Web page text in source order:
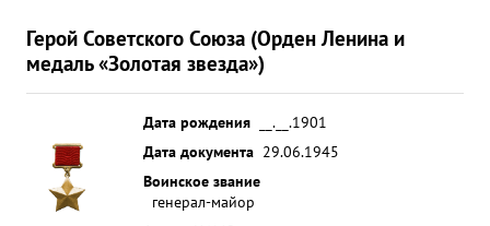
Герой Советского Союза (Орден Ленина и
медаль «Золотая звезда»)
Дата рождения
__.__.1901
Дата документа 29.06.1945
Воинское звание
генерал-майор